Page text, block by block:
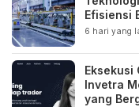
Efisiensi
6 hari yang
Eksekusi
Invetra
yang